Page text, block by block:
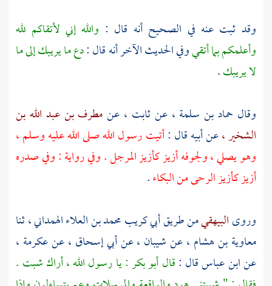
وقد ثبت عنه في الصحيح أنه قال : والله إني لأتقاكم لله
وأعلمكم بما أتقيوفي الحديث الآخر أنه قال :دع ما يريبك إلى ما
لا يريبك.
وقال حماد بن سلمة ،عنثابت ، عنمطرف بن عبد الله بن
الشخير ،عن أبيه قال :أتيت رسول الله صلى الله عليه وسلم ،
وهو يصلي ، ولجوفه أزيز كأزيز المرجل . وفي رواية : وفي صدره
أزيز كأزيز الرحى من البكاء.
وروىالبيهقيمن طريقأبي كريب محمد بن العلاء الهمداني ،ثنا
معاوية بن هشام ،عنشيبان ،عنأبي إسحاق ،عنعكرمة ،
عنابن عباسقال :قال أبو بكر : يا رسول الله ، أراك شبت .